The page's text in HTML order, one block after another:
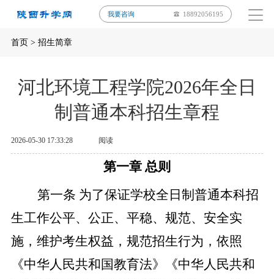
我要咨询 18892056195
首页> 招生简章
河北环境工程学院2026年全日
制普通本科招生章程
2026-05-30 17:33:28 阅读
第一章 总则
第一条 为了保证学校全日制普通本科招
生工作公平、公正、平稳、规范、安全实
施，维护考生权益，规范招生行为，依照
《中华人民共和国教育法》《中华人民共和